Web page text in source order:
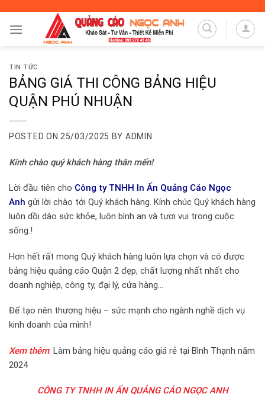
content
TIN TỨC
BẢNG GIÁ THI CÔNG BẢNG HIỆU
QUẬN PHÚ NHUẬN
POSTED ON 25/03/2025 BY ADMIN
Kính chào quý khách hàng thân mến!
Lời đầu tiên cho Công ty TNHH In Ấn Quảng Cáo Ngọc
Anh gửi lời chào tới Quý khách hàng. Kính chúc Quý khách hàng
luôn dồi dào sức khỏe, luôn bình an và tươi vui trong cuộc
sống.!
Hơn hết rất mong Quý khách hàng luôn lựa chọn và có được
bảng hiệu quảng cáo Quận 2 đẹp, chất lượng nhất nhất cho
doanh nghiệp, công ty, đại lý, cửa hàng…
Để tạo nên thương hiệu – sức mạnh cho ngành nghề dịch vụ
kinh doanh của mình!
Xem thêm: Làm bảng hiệu quảng cáo giá rẻ tại Bình Thạnh năm
2024
CÔNG TY TNHH IN ẤN QUẢNG CÁO NGỌC ANH